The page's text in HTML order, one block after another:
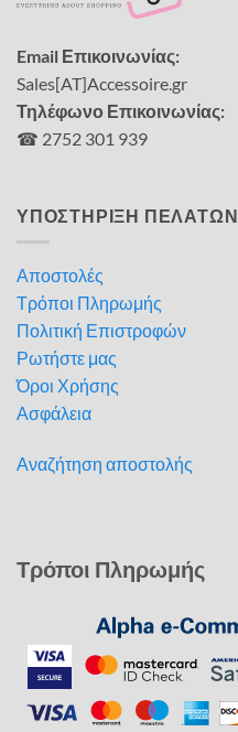
Email Επικοινωνίας:
Sales[AT]Accessoire.gr
Τηλέφωνο Επικοινωνίας:
☎ 2752 301 939
ΥΠΟΣΤΗΡΙΞΗ ΠΕΛΑΤΩΝ
Αποστολές
Τρόποι Πληρωμής
Πολιτική Επιστροφών
Ρωτήστε μας
Όροι Χρήσης
Ασφάλεια
Αναζήτηση αποστολής
Τρόποι Πληρωμής